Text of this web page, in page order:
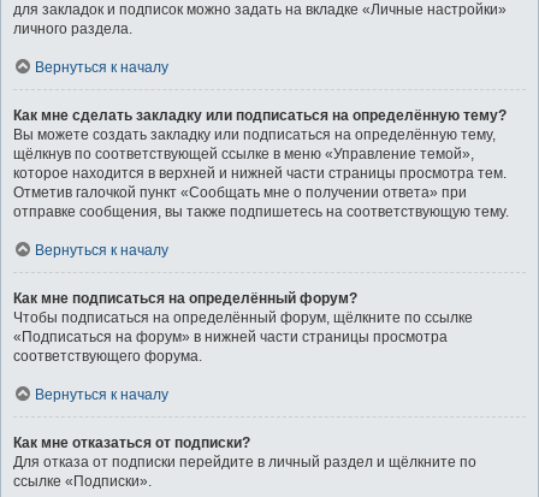
для закладок и подписок можно задать на вкладке «Личные настройки»
личного раздела.
Вернуться к началу
Как мне сделать закладку или подписаться на определённую тему?
Вы можете создать закладку или подписаться на определённую тему,
щёлкнув по соответствующей ссылке в меню «Управление темой»,
которое находится в верхней и нижней части страницы просмотра тем.
Отметив галочкой пункт «Сообщать мне о получении ответа» при
отправке сообщения, вы также подпишетесь на соответствующую тему.
Вернуться к началу
Как мне подписаться на определённый форум?
Чтобы подписаться на определённый форум, щёлкните по ссылке
«Подписаться на форум» в нижней части страницы просмотра
соответствующего форума.
Вернуться к началу
Как мне отказаться от подписки?
Для отказа от подписки перейдите в личный раздел и щёлкните по
ссылке «Подписки».